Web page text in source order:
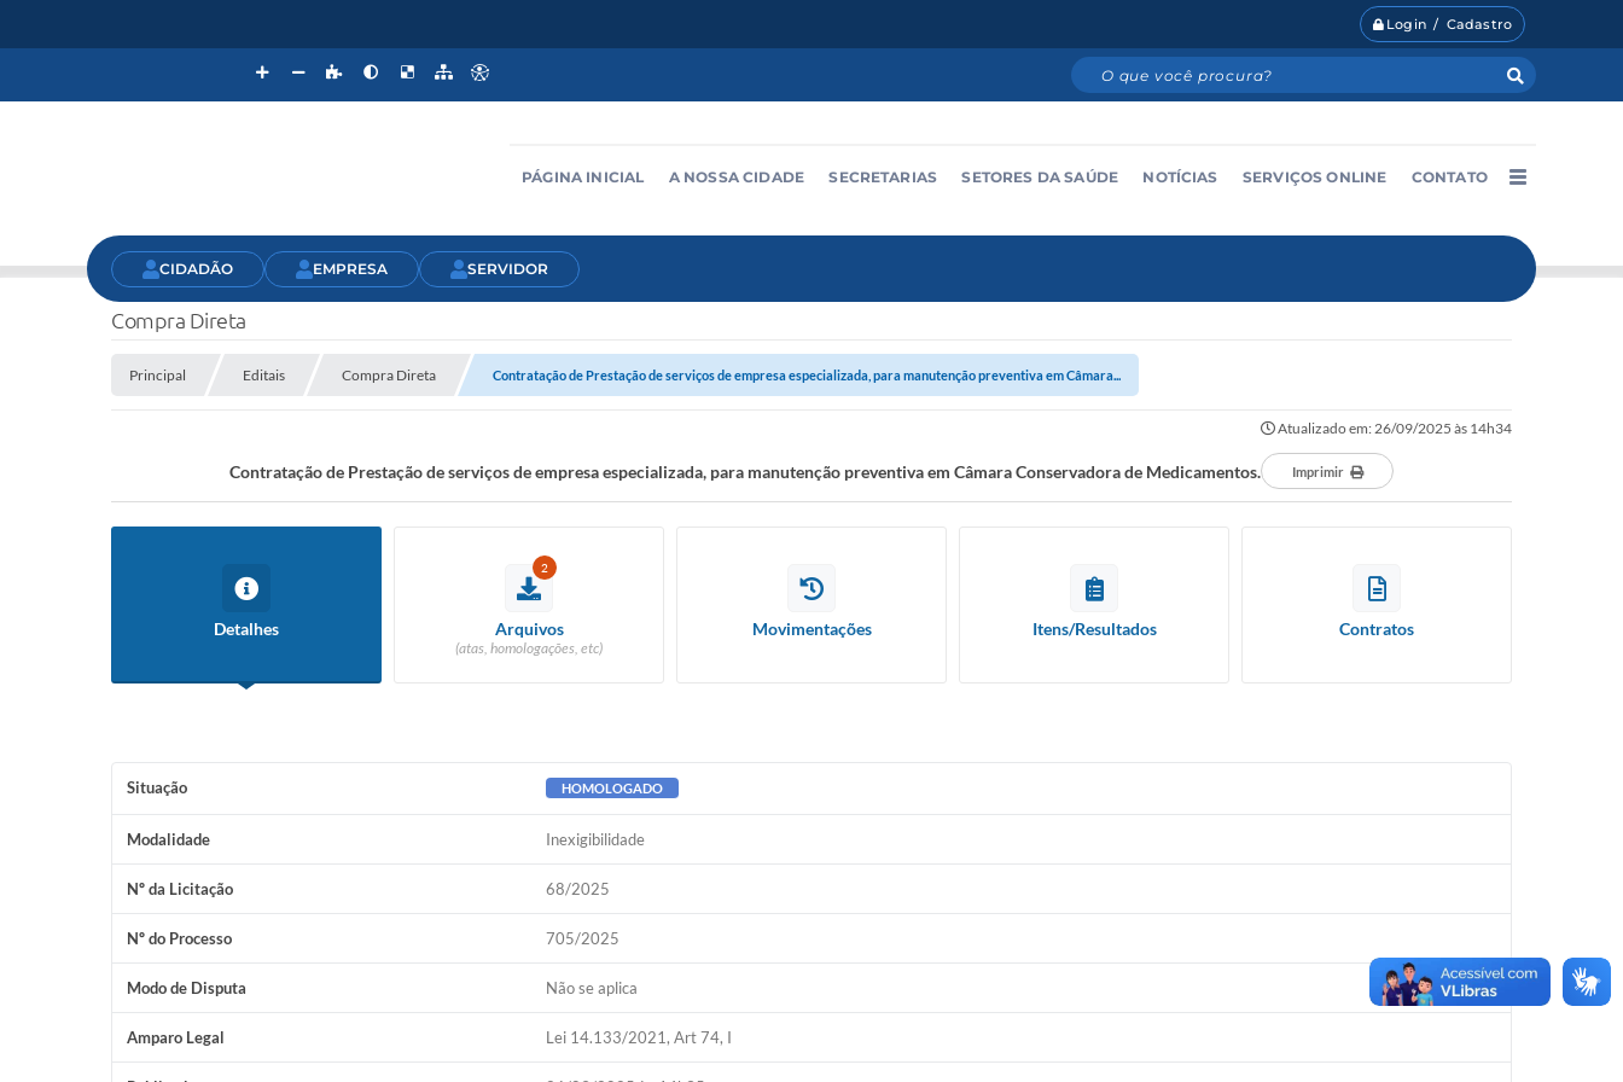
Login / Cadastro
PÁGINA INICIAL A NOSSA CIDADE SECRETARIAS SETORES DA SAÚDE NOTÍCIAS SERVIÇOS ONLINE CONTATO
CIDADÃO EMPRESA SERVIDOR
Compra Direta
Principal Editais Compra Direta Contratação de Prestação de serviços de empresa especializada, para manutenção preventiva em Câmara...
Atualizado em: 26/09/2025 às 14h34
Contratação de Prestação de serviços de empresa especializada, para manutenção preventiva em Câmara Conservadora de Medicamentos. Imprimir
Detalhes
2
Arquivos
(atas, homologações, etc)
Movimentações Itens/Resultados Contratos
Situação HOMOLOGADO
Modalidade Inexigibilidade
Nº da Licitação 68/2025
Nº do Processo 705/2025
Modo de Disputa Não se aplica
Amparo Legal Lei 14.133/2021, Art 74, I